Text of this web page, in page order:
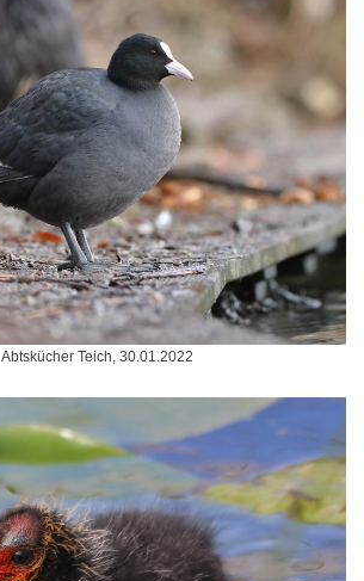
Abtskücher Teich, 30.01.2022